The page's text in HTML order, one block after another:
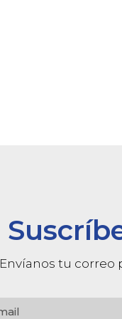
Envíanos tu correo